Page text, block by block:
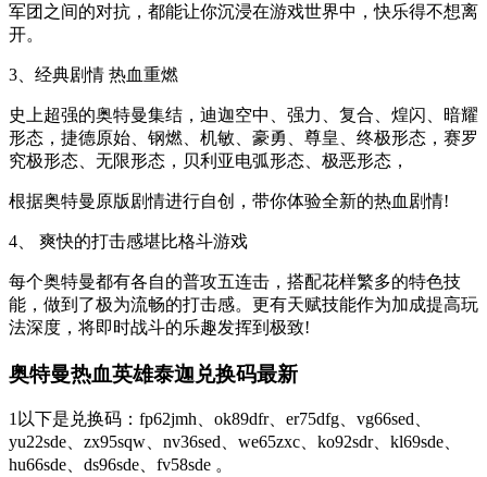
军团之间的对抗，都能让你沉浸在游戏世界中，快乐得不想离
开。
3、经典剧情 热血重燃
史上超强的奥特曼集结，迪迦空中、强力、复合、煌闪、暗耀
形态，捷德原始、钢燃、机敏、豪勇、尊皇、终极形态，赛罗
究极形态、无限形态，贝利亚电弧形态、极恶形态，
根据奥特曼原版剧情进行自创，带你体验全新的热血剧情!
4、 爽快的打击感堪比格斗游戏
每个奥特曼都有各自的普攻五连击，搭配花样繁多的特色技
能，做到了极为流畅的打击感。更有天赋技能作为加成提高玩
法深度，将即时战斗的乐趣发挥到极致!
奥特曼热血英雄泰迦兑换码最新
1以下是兑换码：fp62jmh、ok89dfr、er75dfg、vg66sed、
yu22sde、zx95sqw、nv36sed、we65zxc、ko92sdr、kl69sde、
hu66sde、ds96sde、fv58sde 。